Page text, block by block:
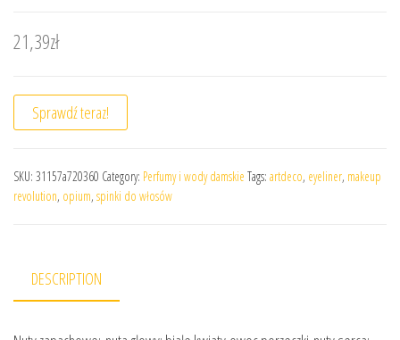
21,39zł
Sprawdź teraz!
SKU: 31157a720360 Category: Perfumy i wody damskie Tags: artdeco, eyeliner, makeup
revolution, opium, spinki do włosów
DESCRIPTION